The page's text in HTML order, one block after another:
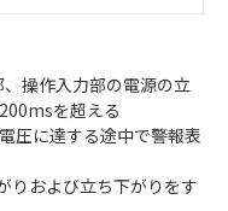
操作入力部の電源の立
を超える
に達する途中で警報表
および立ち下がりをす